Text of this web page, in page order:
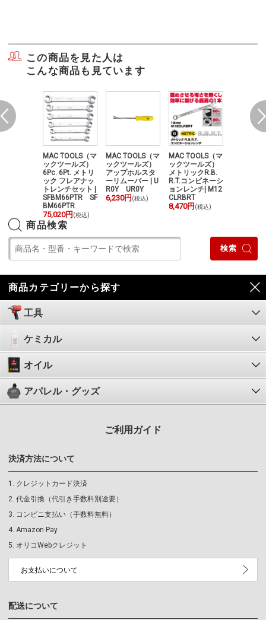
この商品を見た人は
こんな商品も見ています
MAC TOOLS（マ
ックツールズ）
6Pc. 6Pt. メトリ
ック フレアナッ
トレンチセット |
SFBM66PTR SF
BM66PTR
75,020円 (税込)
MAC TOOLS（マ
ックツールズ）
アップホルスタ
ーリムーバー | U
R0Y UR0Y
6,230円 (税込)
MAC TOOLS（マ
ックツールズ）
メトリックR.B.
R.T.コンビネーシ
ョンレンチ| M12
CLRBRT
8,470円 (税込)
商品検索
商品カテゴリーから探す
工具
ケミカル
オイル
アパレル・グッズ
ご利用ガイド
決済方法について
クレジットカード決済
代金引換（代引き手数料別途要）
コンビニ支払い（手数料無料）
Amazon Pay
オリコWebクレジット
お支払いについて
配送について